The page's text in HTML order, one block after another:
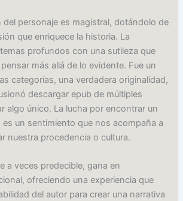
del personaje es magistral, dotándolo de
que enriquece la historia. La
profundos con una sutileza que
más allá de lo evidente. Fue un
categorías, una verdadera originalidad,
descargar epub de múltiples
algo único. La lucha por encontrar un
es un sentimiento que nos acompaña a
nuestra procedencia o cultura.
a veces predecible, gana en
ofreciendo una experiencia que
del autor para crear una narrativa